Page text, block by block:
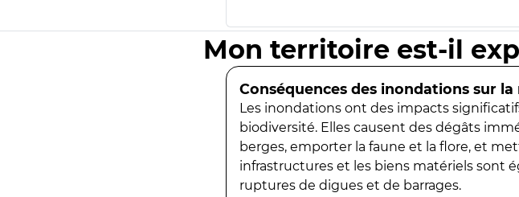
Mon territoire est-il
Conséquences des inondations sur la
Les inondations ont des impacts
biodiversité. Elles causent des dégâts
berges, emporter la faune et la flore, et
infrastructures et les biens matériels sont
ruptures de digues et de barrages.